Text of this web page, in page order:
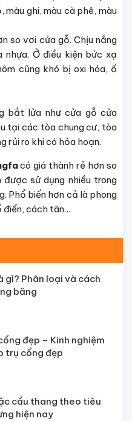
màu ghi, màu cà phê, màu
so vơi cửa gỗ. Chịu nắng
nhựa. Ở điều kiện bức xạ
cũng khó bị oxi hóa, ố
bắt lửa như cửa gỗ cửa
tại các tòa chung cư, tòa
rủi ro khi có hỏa hoạn.
có giá thành rẻ hơn so
sử dụng nhiều trong
Phổ biến hơn cả là phong
điển, cách tân…
gì? Phân loại và cách
băng
đẹp – Kinh nghiệm
trụ cổng đẹp
cầu thang theo tiêu
hiện nay